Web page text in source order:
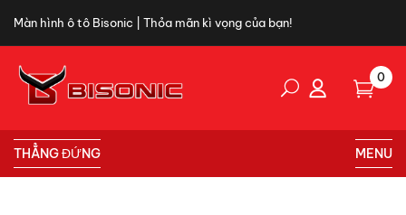
Màn hình ô tô Bisonic | Thỏa mãn kì vọng của bạn!
0
THẲNG ĐỨNG MENU